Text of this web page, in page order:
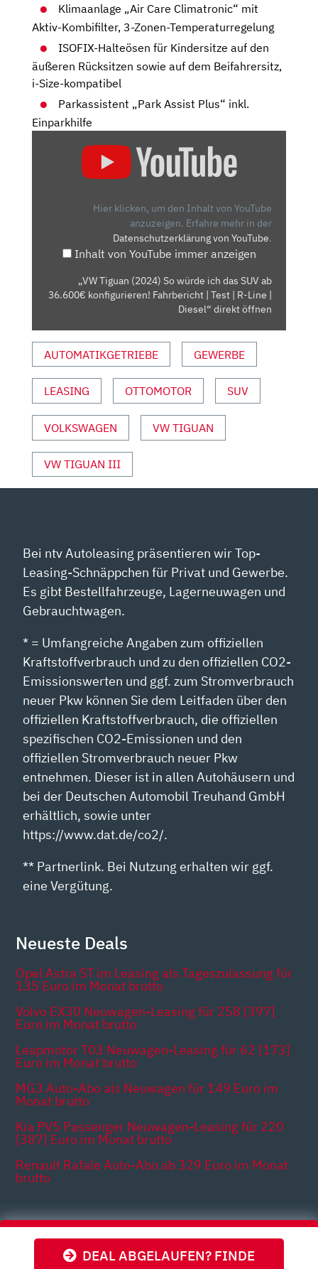
DEAL ABGELAUFEN? FINDE
Klimaanlage „Air Care Climatronic“ mit
Aktiv-Kombifilter, 3-Zonen-Temperaturregelung
ISOFIX-Halteösen für Kindersitze auf den
äußeren Rücksitzen sowie auf dem Beifahrersitz,
i-Size-kompatibel
Parkassistent „Park Assist Plus“ inkl.
Einparkhilfe
36.600€
|
TEST
|
DIESEL“
VON
YOUTUBE
Hier klicken, um den Inhalt von YouTube
anzuzeigen. Erfahre mehr in der
Datenschutzerklärung von YouTube.
Inhalt von YouTube immer anzeigen
„VW Tiguan (2024) So würde ich das SUV ab
36.600€ konfigurieren! Fahrbericht | Test | R-Line |
Diesel“ direkt öffnen
AUTOMATIKGETRIEBE GEWERBE
LEASING OTTOMOTOR SUV
VOLKSWAGEN VW TIGUAN
VW TIGUAN III
Bei ntv Autoleasing präsentieren wir Top-
Leasing-Schnäppchen für Privat und Gewerbe.
Es gibt Bestellfahrzeuge, Lagerneuwagen und
Gebrauchtwagen.
* = Umfangreiche Angaben zum offiziellen
Kraftstoffverbrauch und zu den offiziellen CO2-
Emissionswerten und ggf. zum Stromverbrauch
neuer Pkw können Sie dem Leitfaden über den
offiziellen Kraftstoffverbrauch, die offiziellen
spezifischen CO2-Emissionen und den
offiziellen Stromverbrauch neuer Pkw
entnehmen. Dieser ist in allen Autohäusern und
bei der Deutschen Automobil Treuhand GmbH
erhältlich, sowie unter
https://www.dat.de/co2/.
** Partnerlink. Bei Nutzung erhalten wir ggf.
eine Vergütung.
Neueste Deals
Opel Astra ST im Leasing als Tageszulassung für
135 Euro im Monat brutto
Volvo EX30 Neuwagen-Leasing für 258 [397]
Euro im Monat brutto
Leapmotor T03 Neuwagen-Leasing für 62 [173]
Euro im Monat brutto
MG3 Auto-Abo als Neuwagen für 149 Euro im
Monat brutto
Kia PV5 Passenger Neuwagen-Leasing für 220
[387] Euro im Monat brutto
Renault Rafale Auto-Abo ab 329 Euro im Monat
brutto